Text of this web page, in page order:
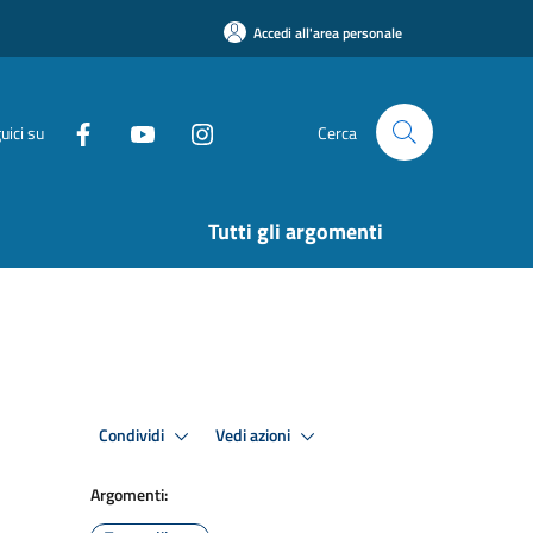
Accedi all'area personale
su Cerca
Tutti gli argomenti
Condividi Vedi azioni
Argomenti: